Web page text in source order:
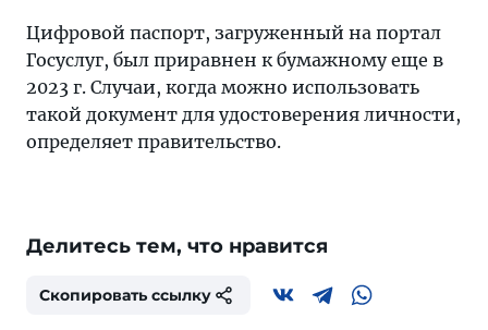
Цифровой паспорт, загруженный на портал
Госуслуг, был приравнен к бумажному еще в
2023 г. Случаи, когда можно использовать
такой документ для удостоверения личности,
определяет правительство.
Делитесь тем, что нравится
Скопировать ссылку